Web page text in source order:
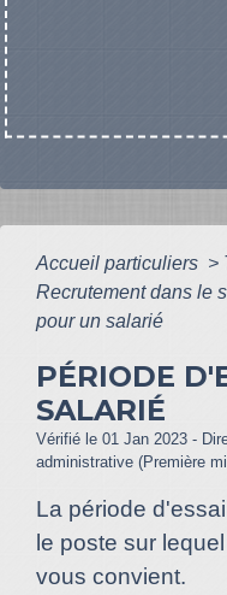
Accueil particuliers >
Recrutement dans le
pour un salarié
PÉRIODE
SALARIÉ
Vérifié le 01 Jan 2023 -
administrative (Première
La période
le poste sur
vous convient.